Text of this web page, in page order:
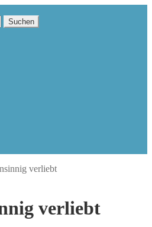
Suchen
verliebt
verliebt